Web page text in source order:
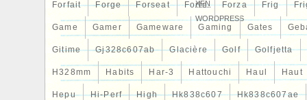
Forfait Forge Forseat Forte Forza Frig
Game Gamer Gameware Gaming Gates
Gitime Gj328c607ab Glacière Golf Golfjetta
H328mm Habits Har-3 Hattouchi Haul Haut
Hepu Hi-Perf High Hk838c607 Hk838c607ae
XFN
WORDPRESS